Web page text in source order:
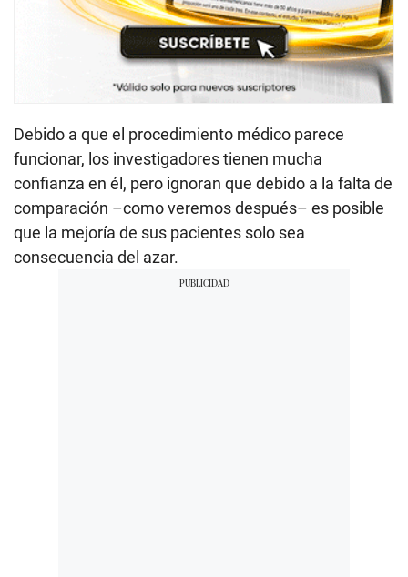
Debido a que el procedimiento médico parece
funcionar, los investigadores tienen mucha
confianza en él, pero ignoran que debido a la falta de
comparación –como veremos después– es posible
que la mejoría de sus pacientes solo sea
consecuencia del azar.